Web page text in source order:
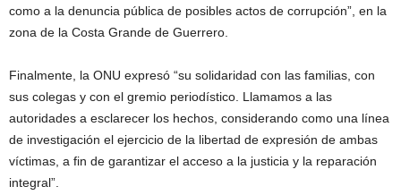
como a la denuncia pública de posibles actos de corrupción”, en la
zona de la Costa Grande de Guerrero.
Finalmente, la ONU expresó “su solidaridad con las familias, con
sus colegas y con el gremio periodístico. Llamamos a las
autoridades a esclarecer los hechos, considerando como una línea
de investigación el ejercicio de la libertad de expresión de ambas
víctimas, a fin de garantizar el acceso a la justicia y la reparación
integral”.